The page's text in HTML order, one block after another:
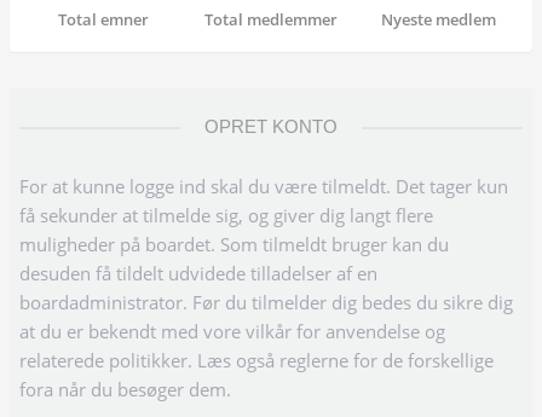
Total emner Total medlemmer Nyeste medlem
OPRET KONTO
For at kunne logge ind skal du være tilmeldt. Det tager kun
få sekunder at tilmelde sig, og giver dig langt flere
muligheder på boardet. Som tilmeldt bruger kan du
desuden få tildelt udvidede tilladelser af en
boardadministrator. Før du tilmelder dig bedes du sikre dig
at du er bekendt med vore vilkår for anvendelse og
relaterede politikker. Læs også reglerne for de forskellige
fora når du besøger dem.